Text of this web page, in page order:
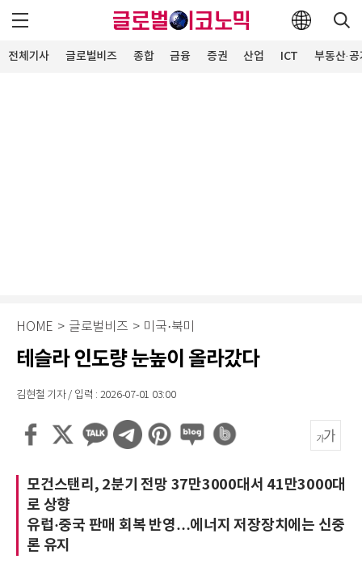
전체기사 글로벌비즈 종합 금융 증권 산업 ICT 부동산·
HOME > 글로벌비즈 > 미국·북미
테슬라 인도량 눈높이 올라갔다
김현철 기자 / 입력 : 2026-07-01 03:00
모건스탠리, 2분기 전망 37만3000대서 41만3000대
로 상향
유럽·중국 판매 회복 반영…에너지 저장장치에는 신중
론 유지